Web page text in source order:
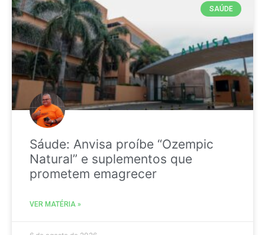
SAÚDE
Sáude: Anvisa proíbe “Ozempic
Natural” e suplementos que
prometem emagrecer
VER MATÉRIA »